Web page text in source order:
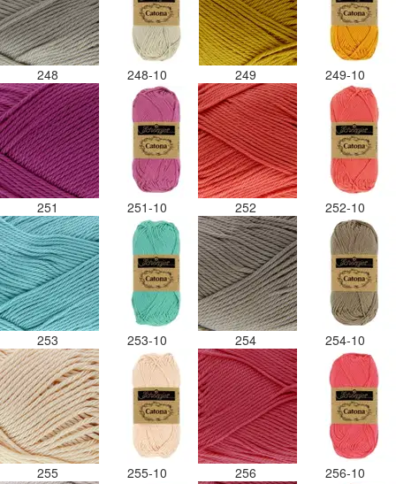
248 248-10 249 249-10
251 251-10 252 252-10
253 253-10 254 254-10
255 255-10 256 256-10